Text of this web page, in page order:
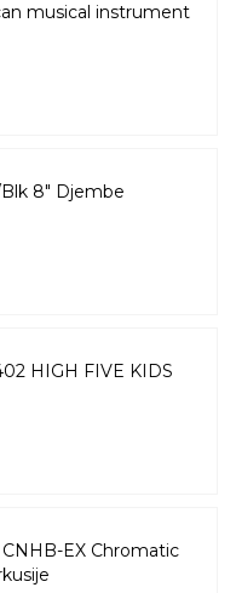
musical instrument
8" Djembe
HIGH FIVE KIDS
EX Chromatic